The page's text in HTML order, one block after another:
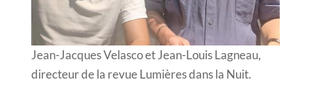
Jean-Jacques Velasco et Jean-Louis Lagneau,
directeur de la revue Lumières dans la Nuit.